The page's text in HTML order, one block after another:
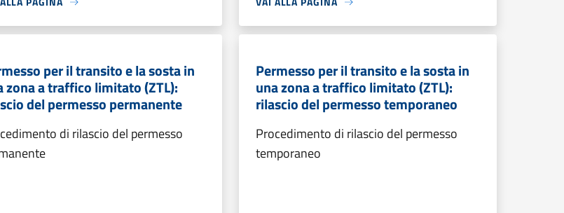
per il transito e la sosta in
zona a traffico limitato (ZTL):
del permesso permanente
di rilascio del permesso
Permesso per il transito e la sosta in
una zona a traffico limitato (ZTL):
rilascio del permesso temporaneo
Procedimento di rilascio del permesso
temporaneo